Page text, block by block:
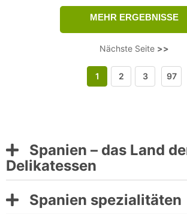
Nächste Seite >>
1 2 3 97
Spanien – das Land
Delikatessen
Spanien spezialitäten